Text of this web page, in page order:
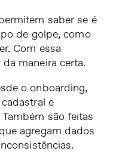
saber se é
de golpe, como
Com essa
maneira certa.
o onboarding,
e
são feitas
agregam dados